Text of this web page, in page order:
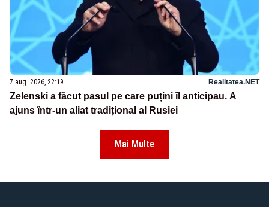
7 aug. 2026, 22:19 Realitatea.NET
Zelenski a făcut pasul pe care puțini îl anticipau. A
ajuns într-un aliat tradițional al Rusiei
Mai Multe